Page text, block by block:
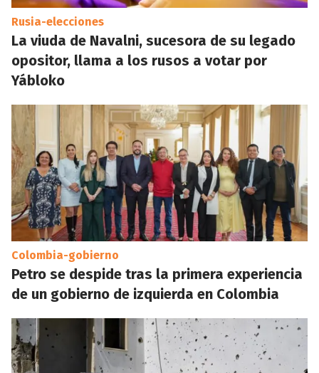
Rusia-elecciones
La viuda de Navalni, sucesora de su legado
opositor, llama a los rusos a votar por
Yábloko
Colombia-gobierno
Petro se despide tras la primera experiencia
de un gobierno de izquierda en Colombia